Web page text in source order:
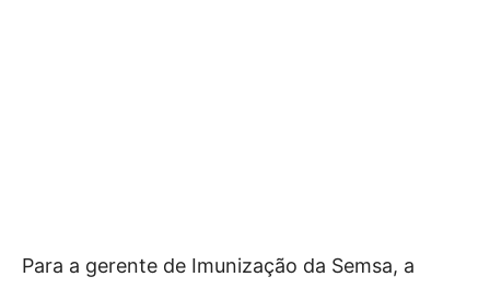
Para a gerente de Imunização da Semsa, a